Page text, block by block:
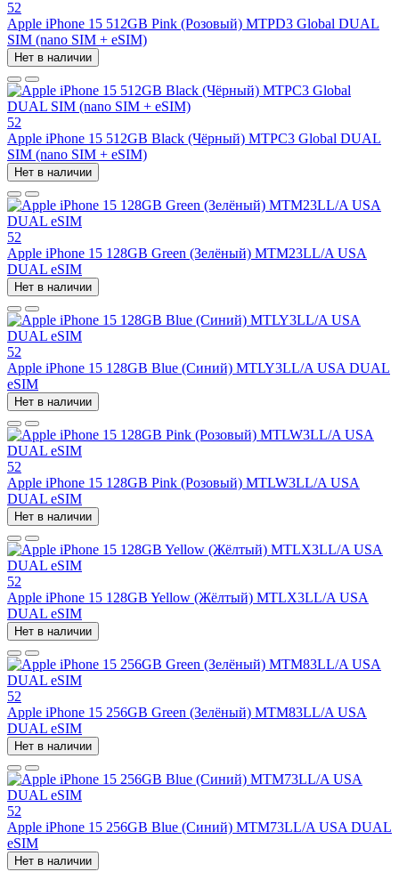
52
Apple iPhone 15 512GB Pink (Розовый) MTPD3 Global DUAL
SIM (nano SIM + eSIM)
Нет в наличии
52
Apple iPhone 15 512GB Black (Чёрный) MTPC3 Global DUAL
SIM (nano SIM + eSIM)
Нет в наличии
52
Apple iPhone 15 128GB Green (Зелёный) MTM23LL/A USA
DUAL eSIM
Нет в наличии
52
Apple iPhone 15 128GB Blue (Синий) MTLY3LL/A USA DUAL
eSIM
Нет в наличии
52
Apple iPhone 15 128GB Pink (Розовый) MTLW3LL/A USA
DUAL eSIM
Нет в наличии
52
Apple iPhone 15 128GB Yellow (Жёлтый) MTLX3LL/A USA
DUAL eSIM
Нет в наличии
52
Apple iPhone 15 256GB Green (Зелёный) MTM83LL/A USA
DUAL eSIM
Нет в наличии
52
Apple iPhone 15 256GB Blue (Синий) MTM73LL/A USA DUAL
eSIM
Нет в наличии